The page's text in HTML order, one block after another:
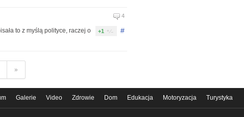
4
#
+1
to z myślą polityce, raczej o
»
Galerie Video Zdrowie Dom Edukacja Motoryzacja Turystyka